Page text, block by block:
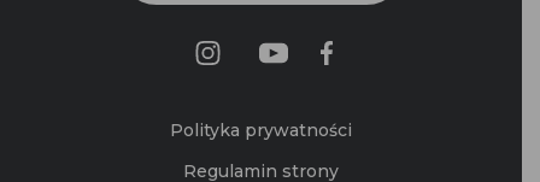
Polityka prywatności
Regulamin strony